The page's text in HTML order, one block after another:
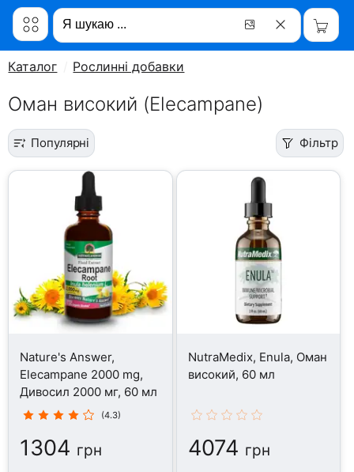
Каталог Рослинні добавки
Оман високий (Elecampane)
Популярні Фільтр
Nature's Answer,
Elecampane 2000 mg,
Дивосил 2000 мг, 60 мл
(4.3)
1304 грн
NutraMedix, Enula, Оман
високий, 60 мл
4074 грн